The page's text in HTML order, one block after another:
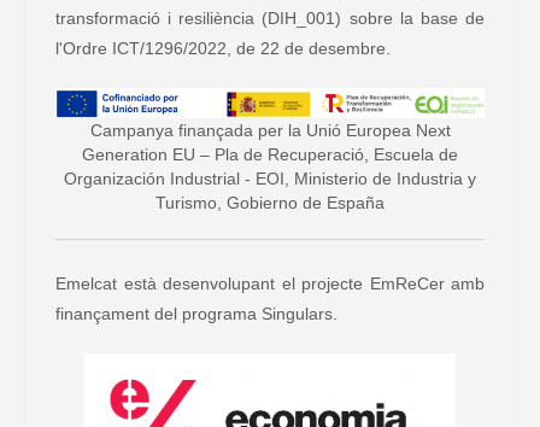
transformació i resiliència (DIH_001) sobre la base de
l'Ordre ICT/1296/2022, de 22 de desembre.
Campanya finançada per la Unió Europea Next
Generation EU – Pla de Recuperació, Escuela de
Organización Industrial - EOI, Ministerio de Industria y
Turismo, Gobierno de España
Emelcat està desenvolupant el projecte EmReCer amb
finançament del programa Singulars.